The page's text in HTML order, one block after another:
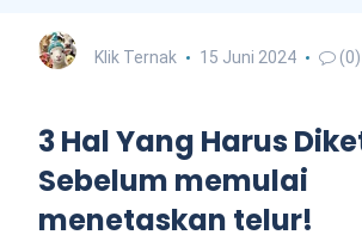
Klik Ternak 15 Juni 2024 (0)
3 Hal Yang Harus
Sebelum memulai
menetaskan telur!